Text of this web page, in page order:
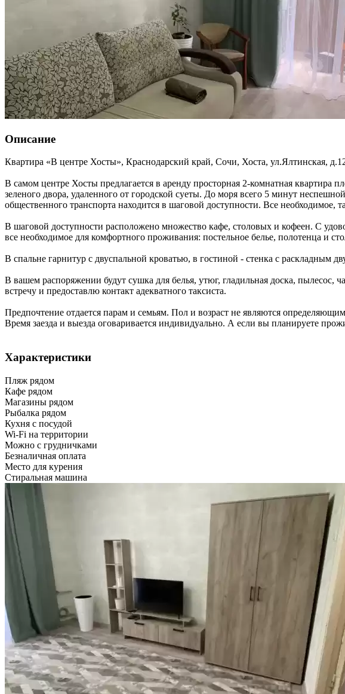
Описание
Квартира «В центре Хосты», Краснодарский край, Сочи, Хоста, ул.Ялтинская,
В самом центре Хосты предлагается в аренду просторная 2-комнатная
зеленого двора, удаленного от городской суеты. До моря всего 5 минут
общественного транспорта находится в шаговой доступности. Все
В шаговой доступности расположено множество кафе, столовых и кофеен. С
все необходимое для комфортного проживания: постельное белье, полотенца и
В спальне гарнитур с двуспальной кроватью, в гостиной - стенка с
В вашем распоряжении будут сушка для белья, утюг, гладильная доска, пылесос,
встречу и предоставлю контакт адекватного таксиста.
Предпочтение отдается парам и семьям. Пол и возраст не являются
Время заезда и выезда оговаривается индивидуально. А если вы планируете
Характеристики
Пляж рядом
Кафе рядом
Магазины рядом
Рыбалка рядом
Кухня с посудой
Wi-Fi на территории
Можно с грудничками
Безналичная оплата
Место для курения
Стиральная машина